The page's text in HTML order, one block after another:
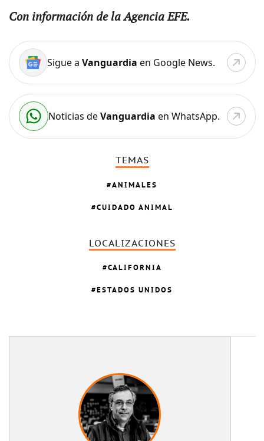
Con información de la Agencia EFE.
Sigue a Vanguardia en Google News.
Noticias deVanguardia en WhatsApp.
TEMAS
ANIMALES
CUIDADO ANIMAL
LOCALIZACIONES
CALIFORNIA
ESTADOS UNIDOS